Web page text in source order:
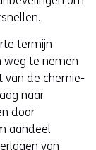
termijn
weg te nemen
van de chemie-
naar
door
aandeel
van